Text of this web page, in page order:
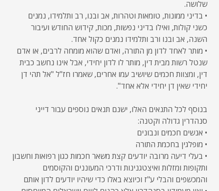
שלושה.
• בדיני ממונות, טומאות וטהרות, אב ובנו, רב ותלמידו, נמנים
כשני קולות, ואילו בדיני נפשות, מכות, קידוש החודש ועיבור
השנה, אב ובנו ורב ותלמידו נמנים כקול אחד.
• מותר לאחד לדון מן התורה, ואדם שהוא מומחה לרבים, או אדם
שנטל רשות מבית דין, מותר לו לדון יחידי, אבל אינו נחשב כבית
דין, ומצוות חכמים שיושיב עמו אחרים, שאמרו חז"ל "אל תהי דן
יחידי שאין דן יחידי אלא אחד".
בנוסף לכל התנאים האלו, ישנם תנאים נוספים עבור דייני
סנהדרין גדולה וקטנה:
• אנשים חכמים ונבונים
• מופלגין בחכמת התורה
• בעלי דיעה מרובה יודעים קצת משאר חכמות כגון רפואות וחשבון
ותקופות ומזלות ואיצטגנינות ודרכי המעוננים והקוסמים
והמכשפים והבלי ע"ז וכיוצא באלו כדי שיהיו יודעים לדון אותם